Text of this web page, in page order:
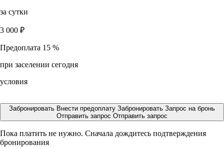
за сутки
3 000 ₽
Предоплата 15 %
при заселении сегодня
условия
Забронировать Внести предоплату Забронировать Запрос на бронь
Отправить запрос Отправить запрос
Пока платить не нужно. Сначала дождитесь подтверждения
бронирования